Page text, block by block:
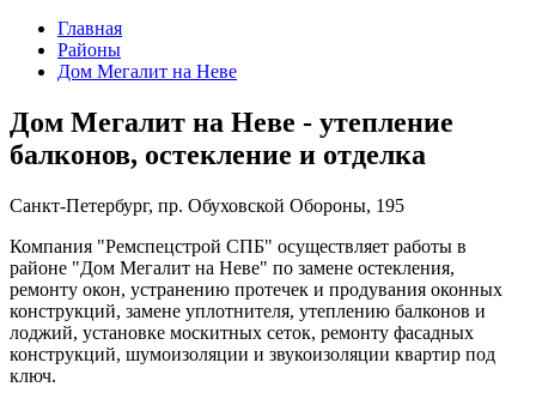
Главная
Районы
Дом Мегалит на Неве
Дом Мегалит на Неве - утепление
балконов, остекление и отделка
Санкт-Петербург, пр. Обуховской Обороны, 195
Компания "Ремспецстрой СПБ" осуществляет работы в
районе "Дом Мегалит на Неве" по замене остекления,
ремонту окон, устранению протечек и продувания оконных
конструкций, замене уплотнителя, утеплению балконов и
лоджий, установке москитных сеток, ремонту фасадных
конструкций, шумоизоляции и звукоизоляции квартир под
ключ.